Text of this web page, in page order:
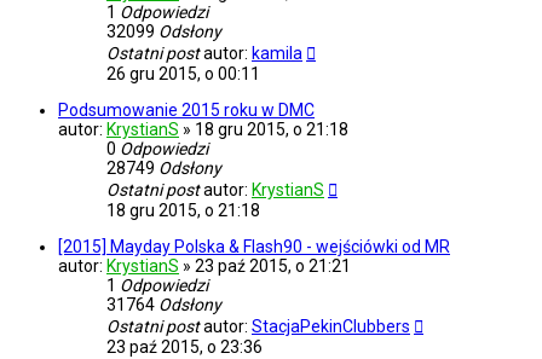
1 Odpowiedzi
32099 Odsłony
Ostatni postautor: kamila
26 gru 2015, o 00:11
Podsumowanie 2015 roku w DMC
autor: KrystianS » 18 gru 2015, o 21:18
0 Odpowiedzi
28749 Odsłony
Ostatni postautor: KrystianS
18 gru 2015, o 21:18
[2015] Mayday Polska & Flash90 - wejściówki od MR
autor: KrystianS » 23 paź 2015, o 21:21
1 Odpowiedzi
31764 Odsłony
Ostatni postautor: StacjaPekinClubbers
23 paź 2015, o 23:36